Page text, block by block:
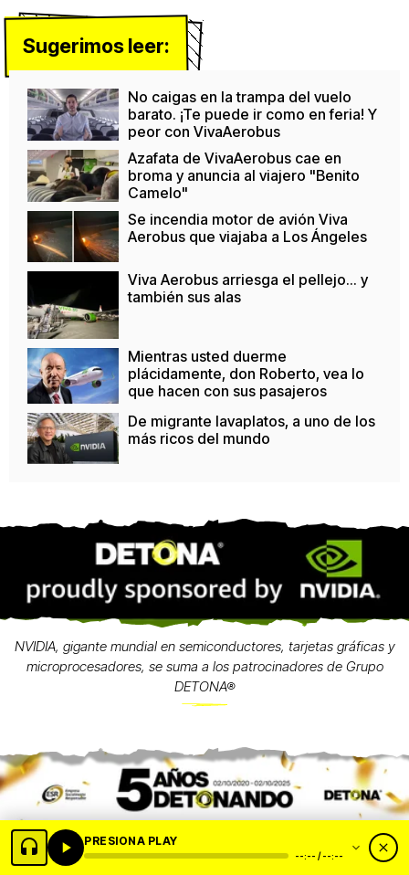
Sugerimos leer:
No caigas en la trampa del vuelo
barato. ¡Te puede ir como en feria! Y
peor con VivaAerobus
Azafata de VivaAerobus cae en
broma y anuncia al viajero "Benito
Camelo"
Se incendia motor de avión Viva
Aerobus que viajaba a Los Ángeles
Viva Aerobus arriesga el pellejo... y
también sus alas
Mientras usted duerme
plácidamente, don Roberto, vea lo
que hacen con sus pasajeros
De migrante lavaplatos, a uno de los
más ricos del mundo
NVIDIA, gigante mundial en semiconductores, tarjetas gráficas y
microprocesadores, se suma a los patrocinadores de Grupo
DETONA®
PRESIONA PLAY
--:-- / --:--